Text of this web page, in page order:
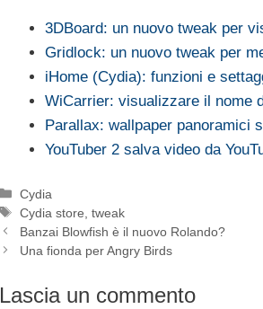
3DBoard: un nuovo tweak per
Gridlock: un nuovo tweak per
iHome (Cydia): funzioni e
WiCarrier: visualizzare il nome
Parallax: wallpaper panoramici
YouTuber 2 salva video da
Categorie
Cydia
Tag
Cydia store ,tweak
Banzai Blowfish è il nuovo Rolando?
Una fionda per Angry Birds
Lascia un commento